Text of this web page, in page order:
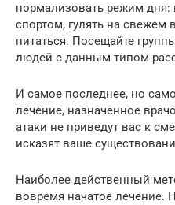
нормализовать режим дня:
спортом, гулять на свежем
питаться. Посещайте
людей с данным типом
И самое последнее, но
лечение, назначенное
атаки не приведут вас к
исказят ваше
Наиболее действенный
вовремя начатое лечение.